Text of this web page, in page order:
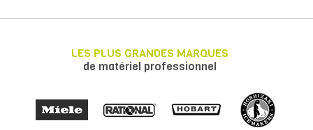
LES PLUS GRANDES MARQUES
de matériel professionnel